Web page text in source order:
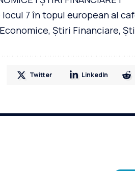
7 în topul european al
Știri Financiare,
Twitter LinkedIn